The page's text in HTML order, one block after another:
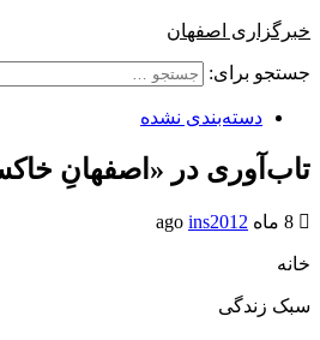
خبرگزاری اصفهان
جستجو برای:
دسته‌بندی نشده
تاب‌آوری در «اصفهانِ
ins2012
خانه
سبک زندگی